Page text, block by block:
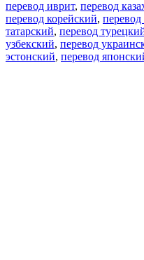
перевод иврит, перевод
перевод корейский, перевод
татарский, перевод
узбекский, перевод
эстонский, перевод